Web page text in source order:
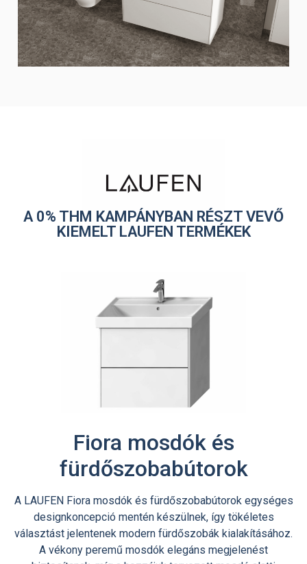
A 0% THM KAMPÁNYBAN RÉSZT VEVŐ
KIEMELT LAUFEN TERMÉKEK
Fiora mosdók és
fürdőszobabútorok
A LAUFEN Fiora mosdók és fürdőszobabútorok egységes
designkoncepció mentén készülnek, így tökéletes
választást jelentenek modern fürdőszobák kialakításához.
A vékony peremű mosdók elegáns megjelenést